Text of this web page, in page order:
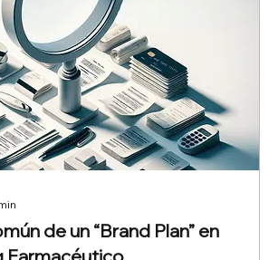
de un “Brand Plan” en